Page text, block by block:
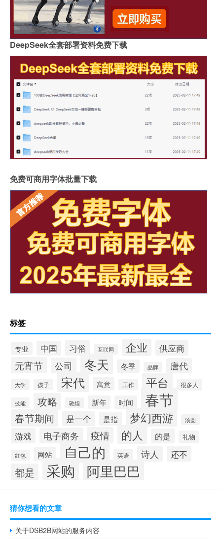
DeepSeek全套部署资料免费下载
免费可商用字体批量下载
标签
专业 中国 习俗 互联网 企业 供应商
元宵节 公司 冬天 冬季 品牌 唐代
大学 孩子 宋代 寓意 工作 平台 很多人
技能 攻略 敦煌 新年 时间 春节
春节期间 是一个 是指 梦幻西游 汤圆
游戏 电子商务 疫情 的人 的是 礼物
红包 网站 自己的 英语 诗人 还不
都是 采购 阿里巴巴
猜你想看的文章
关于DSB2B网站的服务内容